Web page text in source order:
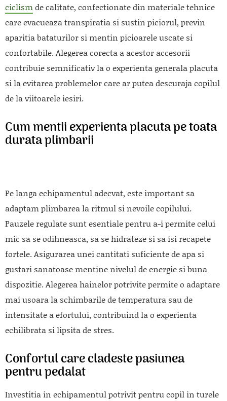
ciclismde calitate, confectionate din materiale tehnice
care evacueaza transpiratia si sustin piciorul, previn
aparitia bataturilor si mentin picioarele uscate si
confortabile. Alegerea corecta a acestor accesorii
contribuie semnificativ la o experienta generala placuta
si la evitarea problemelor care ar putea descuraja copilul
de la viitoarele iesiri.
Cum mentii experienta placuta pe toata
durata plimbarii
Pe langa echipamentul adecvat, este important sa
adaptam plimbarea la ritmul si nevoile copilului.
Pauzele regulate sunt esentiale pentru a-i permite celui
mic sa se odihneasca, sa se hidrateze si sa isi recapete
fortele. Asigurarea unei cantitati suficiente de apa si
gustari sanatoase mentine nivelul de energie si buna
dispozitie. Alegerea hainelor potrivite permite o adaptare
mai usoara la schimbarile de temperatura sau de
intensitate a efortului, contribuind la o experienta
echilibrata si lipsita de stres.
Confortul care cladeste pasiunea
pentru pedalat
Investitia in echipamentul potrivit pentru copil in turele